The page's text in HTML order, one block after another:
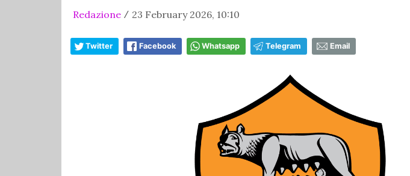
Redazione / 23 February 2026, 10:10
Twitter Facebook Whatsapp Telegram Email